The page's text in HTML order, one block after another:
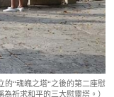
的“魂魄之塔“之後的第二座慰
祈求和平的三大慰靈塔。）